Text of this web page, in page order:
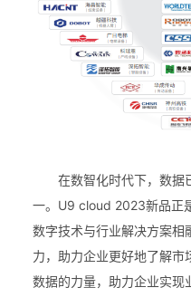
在数智化时代下，数据
一。U9 cloud 2023新品正
数字技术与行业解决方案相
力，助力企业更好地了解
数据的力量，助力企业实现